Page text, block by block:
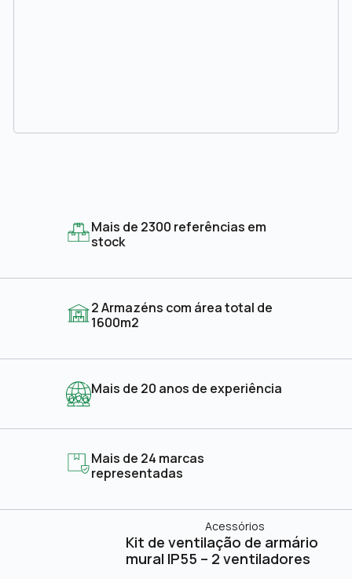
Mais de 2300 referências em
stock
2 Armazéns com área total de
1600m2
Mais de 20 anos de experiência
Mais de 24 marcas
representadas
Acessórios
Kit de ventilação de armário
mural IP55 – 2 ventiladores